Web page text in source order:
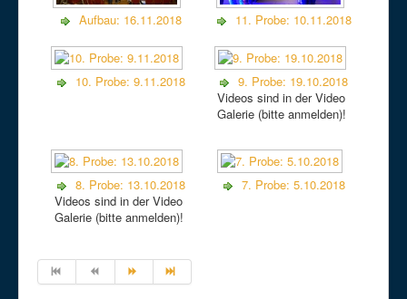
Aufbau: 16.11.2018 11. Probe: 10.11.2018
10. Probe: 9.11.2018
9. Probe: 19.10.2018
Videos sind in der Video
Galerie (bitte anmelden)!
8. Probe: 13.10.2018
Videos sind in der Video
Galerie (bitte anmelden)!
7. Probe: 5.10.2018